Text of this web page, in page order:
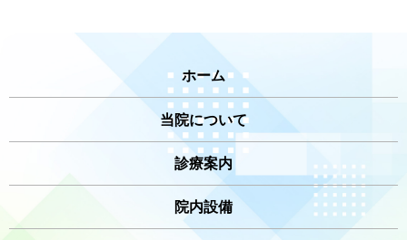
ホーム
当院について
診療案内
院内設備